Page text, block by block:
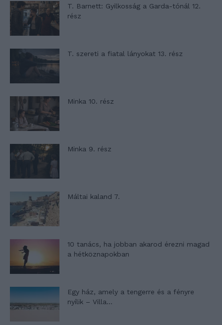
T. Barnett: Gyilkosság a Garda-tónál 12.
rész
T. szereti a fiatal lányokat 13. rész
Minka 10. rész
Minka 9. rész
Máltai kaland 7.
10 tanács, ha jobban akarod érezni magad
a hétköznapokban
Egy ház, amely a tengerre és a fényre
nyílik – Villa...